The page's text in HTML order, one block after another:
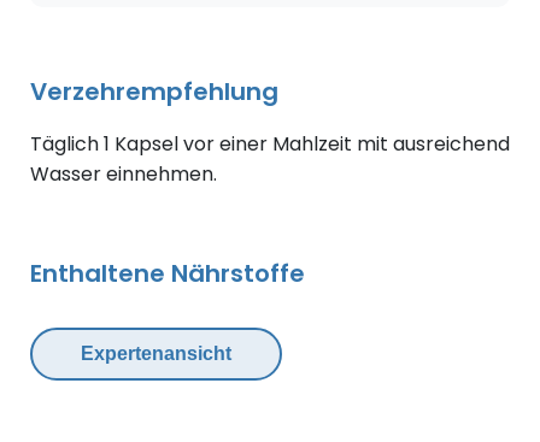
Verzehrempfehlung
Täglich 1 Kapsel vor einer Mahlzeit mit ausreichend
Wasser einnehmen.
Enthaltene Nährstoffe
Expertenansicht